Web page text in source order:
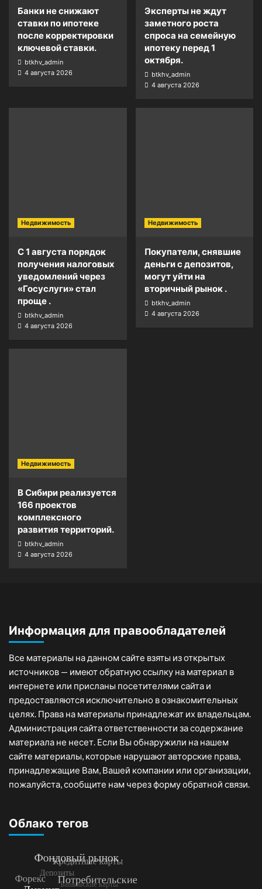
Банки не снижают
ставки по ипотеке
после корректировки
ключевой ставки.
btkhv_admin
4 августа 2026
Эксперты не ждут
заметного роста
спроса на семейную
ипотеку перед 1
октября.
btkhv_admin
4 августа 2026
Недвижимость
С 1 августа порядок
получения налоговых
уведомлений через
«Госуслуги» стал
проще .
btkhv_admin
4 августа 2026
Недвижимость
Покупатели, снявшие
деньги с депозитов,
могут уйти на
вторичный рынок .
btkhv_admin
4 августа 2026
Недвижимость
В Сибири реализуется
166 проектов
комплексного
развития территорий.
btkhv_admin
4 августа 2026
Информация для правообладателей
Все материалы на данном сайте взяты из открытых
источников — имеют обратную ссылку на материал в
интернете или присланы посетителями сайта и
предоставляются исключительно в ознакомительных
целях. Права на материалы принадлежат их владельцам.
Администрация сайта ответственности за содержание
материала не несет. Если Вы обнаружили на нашем
сайте материалы, которые нарушают авторские права,
принадлежащие Вам, Вашей компании или организации,
пожалуйста, сообщите нам через форму обратной связи.
Облако тегов